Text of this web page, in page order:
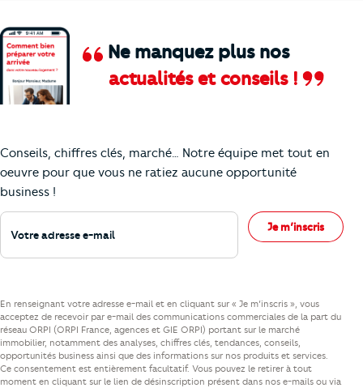
Ne manquez plus nos
actualités et conseils !
Conseils, chiffres clés, marché… Notre équipe met tout en
oeuvre pour que vous ne ratiez aucune opportunité
business !
Votre adresse e-mail
Je m’inscris
En renseignant votre adresse e-mail et en cliquant sur « Je m’inscris », vous
acceptez de recevoir par e-mail des communications commerciales de la part du
réseau ORPI (ORPI France, agences et GIE ORPI) portant sur le marché
immobilier, notamment des analyses, chiffres clés, tendances, conseils,
opportunités business ainsi que des informations sur nos produits et services.
Ce consentement est entièrement facultatif. Vous pouvez le retirer à tout
moment en cliquant sur le lien de désinscription présent dans nos e-mails ou via